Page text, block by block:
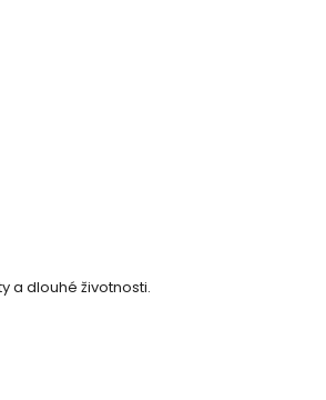
a dlouhé životnosti.